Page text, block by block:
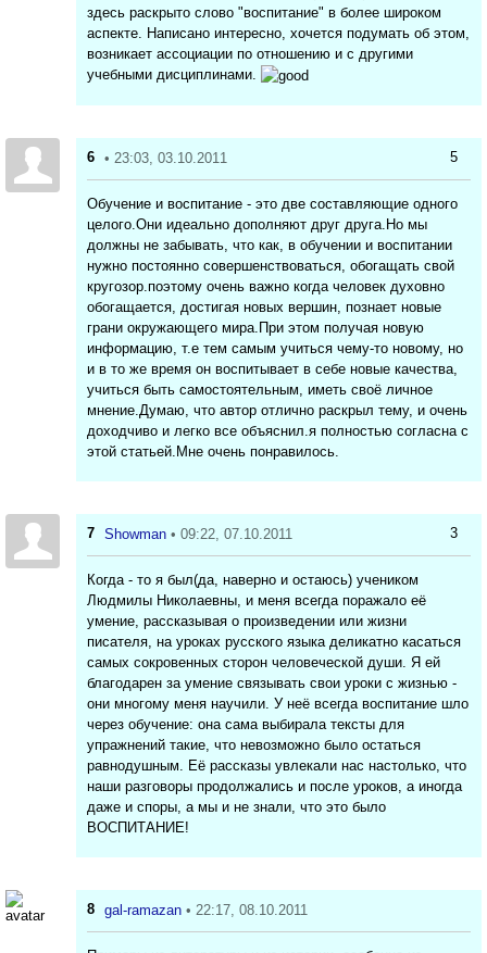
здесь раскрыто слово "воспитание" в более широком
аспекте. Написано интересно, хочется подумать об этом,
возникает ассоциации по отношению и с другими
учебными дисциплинами.
5
6 • 23:03, 03.10.2011
Обучение и воспитание - это две составляющие одного
целого.Они идеально дополняют друг друга.Но мы
должны не забывать, что как, в обучении и воспитании
нужно постоянно совершенствоваться, обогащать свой
кругозор.поэтому очень важно когда человек духовно
обогащается, достигая новых вершин, познает новые
грани окружающего мира.При этом получая новую
информацию, т.е тем самым учиться чему-то новому, но
и в то же время он воспитывает в себе новые качества,
учиться быть самостоятельным, иметь своё личное
мнение.Думаю, что автор отлично раскрыл тему, и очень
доходчиво и легко все объяснил.я полностью согласна с
этой статьей.Мне очень понравилось.
3
7 Showman • 09:22, 07.10.2011
Когда - то я был(да, наверно и остаюсь) учеником
Людмилы Николаевны, и меня всегда поражало её
умение, рассказывая о произведении или жизни
писателя, на уроках русского языка деликатно касаться
самых сокровенных сторон человеческой души. Я ей
благодарен за умение связывать свои уроки с жизнью -
они многому меня научили. У неё всегда воспитание шло
через обучение: она сама выбирала тексты для
упражнений такие, что невозможно было остаться
равнодушным. Её рассказы увлекали нас настолько, что
наши разговоры продолжались и после уроков, а иногда
даже и споры, а мы и не знали, что это было
ВОСПИТАНИЕ!
8 gal-ramazan • 22:17, 08.10.2011